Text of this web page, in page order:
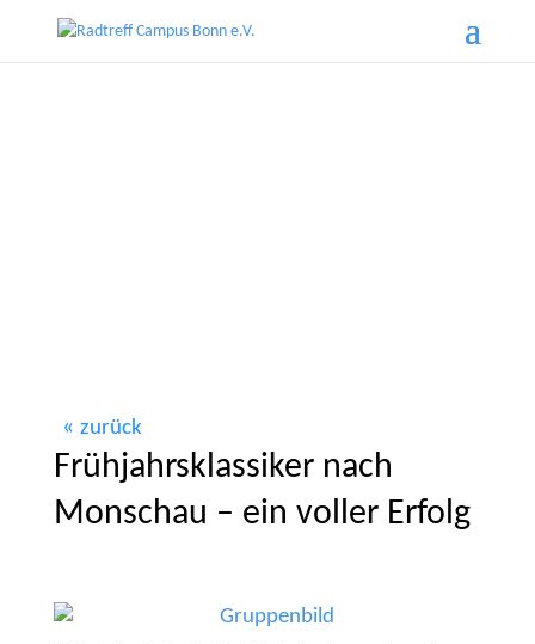
zurück
Frühjahrsklassiker nach
Monschau – ein voller Erfolg